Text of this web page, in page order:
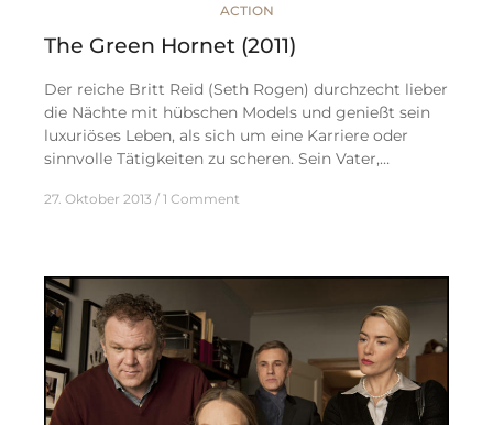
ACTION
The Green Hornet (2011)
Der reiche Britt Reid (Seth Rogen) durchzecht lieber
die Nächte mit hübschen Models und genießt sein
luxuriöses Leben, als sich um eine Karriere oder
sinnvolle Tätigkeiten zu scheren. Sein Vater,…
27. Oktober 2013 1 Comment